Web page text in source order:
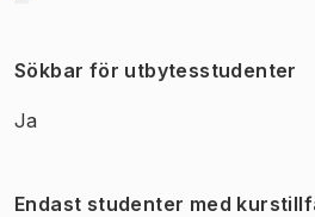
Sökbar för utbytesstudenter
Ja
Endast studenter med